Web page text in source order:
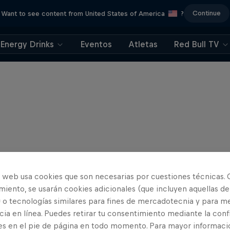
Want to see content from United States of America ? Continue
Energy Drinks Eventos Atletas Red Bull TV
web usa cookies que son necesarias por cuestiones técnicas.
se usarán cookies adicionales (que incluyen aquellas de
tecnologías similares para fines de mercadotecnia y para
en línea. Puedes retirar tu consentimiento mediante la
en el pie de página en todo momento. Para mayor